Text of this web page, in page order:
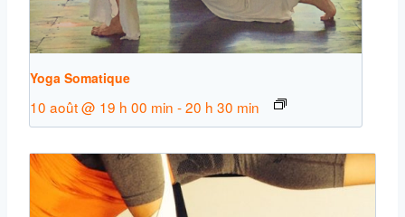
Yoga Somatique
10 août @ 19 h 00 min -20 h 30 min